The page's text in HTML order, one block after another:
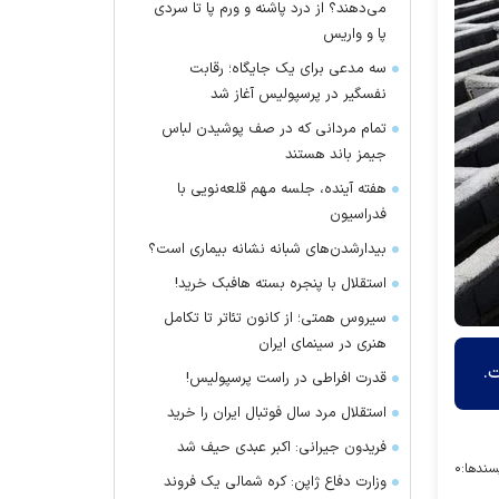
۰
می‌دهند؟ از درد پاشنه و ورم پا تا سردی
پا و واریس
سه مدعی برای یک جایگاه؛ رقابت
نفسگیر در پرسپولیس آغاز شد
تمام مردانی که در صف پوشیدن لباس
جیمز باند هستند
هفته آینده، جلسه مهم قلعه‌نویی با
فدراسیون
بیدارشدن‌های شبانه نشانه بیماری است؟
استقلال با پنجره بسته هافبک خرید!
سیروس همتی؛ از کانون تئاتر تا تکامل
هنری در سینمای ایران
قدرت افراطی در راست پرسپولیس!
استقلال مرد سال فوتبال ایران را خرید
فریدون جیرانی: اکبر عبدی حیف شد
وزارت دفاع ژاپن: کره شمالی یک فروند